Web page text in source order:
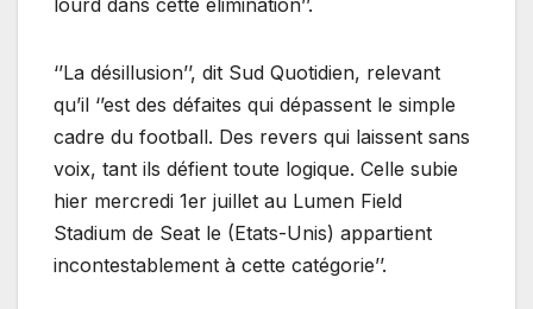
lourd dans cette élimination’’.
‘’La désillusion’’, dit Sud Quotidien, relevant
qu’il ‘’est des défaites qui dépassent le simple
cadre du football. Des revers qui laissent sans
voix, tant ils défient toute logique. Celle subie
hier mercredi 1er juillet au Lumen Field
Stadium de Seat le (Etats-Unis) appartient
incontestablement à cette catégorie’’.